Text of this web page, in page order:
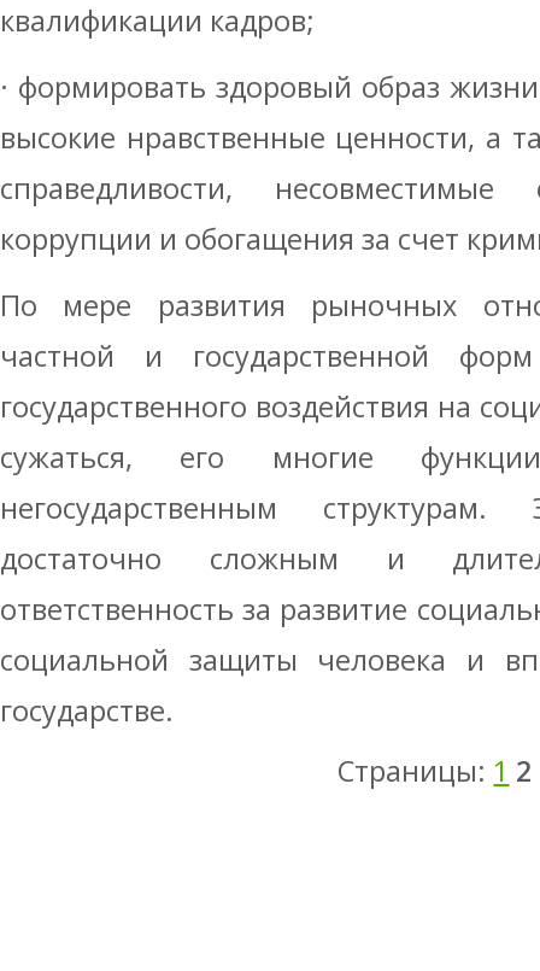
квалификации кадров;
· формировать здоровый образ
высокие нравственные ценности, а
справедливости,
коррупции и обогащения за счет
По мере развития рыночных
частной и государственной
государственного воздействия на
сужаться, его многие
негосударственным
достаточно сложным и
ответственность за развитие
социальной защиты человека и
государстве.
Страницы: 1 2